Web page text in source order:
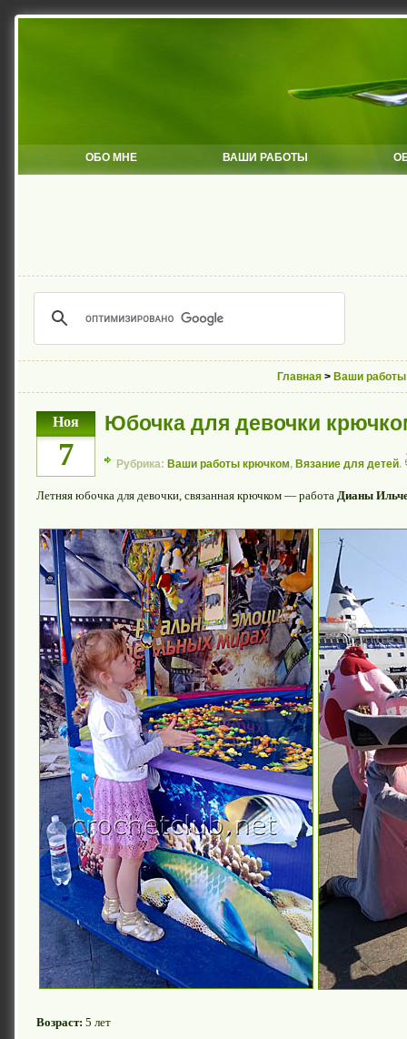
ОБО МНЕ ВАШИ РАБОТЫ
Главная > Ваши
Ноя
7
Юбочка для девочки
Рубрика: Ваши работы крючком, Вязание для детей.
Летняя юбочка для девочки, связанная крючком — работа Дианы
Возраст: 5 лет